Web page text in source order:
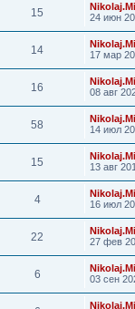
15
24 июн
14
17 мар
16
08 авг
58
14 июл
15
13 авг
4
16 июл
22
27 фев
6
03 сен